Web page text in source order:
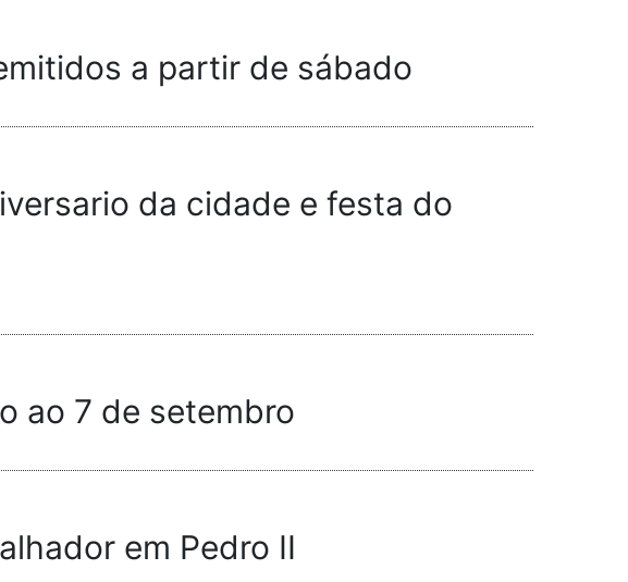
a partir de sábado
da cidade e festa do
ao 7 de setembro
em Pedro II